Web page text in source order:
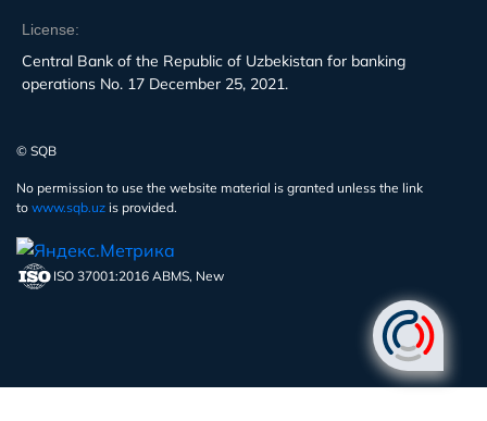
License:
Central Bank of the Republic of Uzbekistan for banking
operations No. 17 December 25, 2021.
© SQB
No permission to use the website material is granted unless the link
to www.sqb.uz is provided.
ISO 37001:2016 ABMS, New